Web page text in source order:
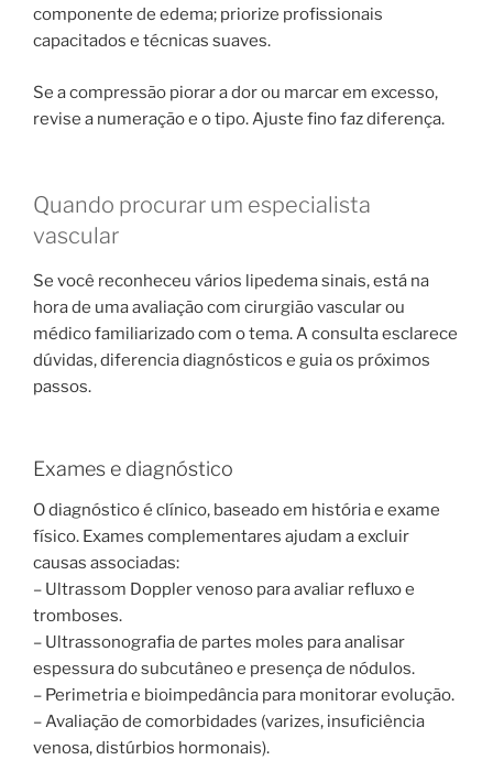
componente de edema; priorize profissionais
capacitados e técnicas suaves.
Se a compressão piorar a dor ou marcar em excesso,
revise a numeração e o tipo. Ajuste fino faz diferença.
Quando procurar um especialista
vascular
Se você reconheceu vários lipedema sinais, está na
hora de uma avaliação com cirurgião vascular ou
médico familiarizado com o tema. A consulta esclarece
dúvidas, diferencia diagnósticos e guia os próximos
passos.
Exames e diagnóstico
O diagnóstico é clínico, baseado em história e exame
físico. Exames complementares ajudam a excluir
causas associadas:
– Ultrassom Doppler venoso para avaliar refluxo e
tromboses.
– Ultrassonografia de partes moles para analisar
espessura do subcutâneo e presença de nódulos.
– Perimetria e bioimpedância para monitorar evolução.
– Avaliação de comorbidades (varizes, insuficiência
venosa, distúrbios hormonais).